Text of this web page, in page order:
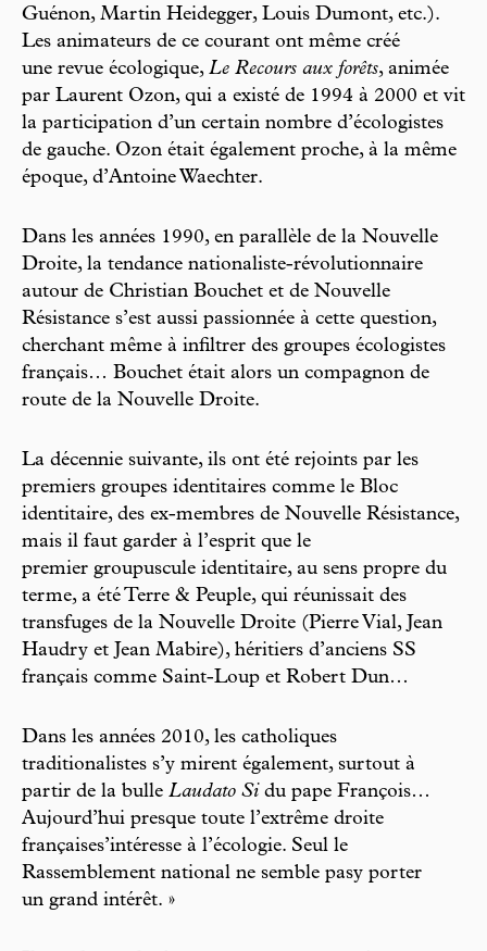
Guénon, Martin Heidegger, Louis Dumont, etc.).
Les animateurs de ce courant ont même créé
une revue écologique, Le Recours aux forêts, animée
par Laurent Ozon, qui a existé de 1994 à 2000 et vit
la participation d’un certain nombre d’écologistes
de gauche. Ozon était également proche, à la même
époque, d’Antoine Waechter.
Dans les années 1990, en parallèle de la Nouvelle
Droite, la tendance nationaliste-révolutionnaire
autour de Christian Bouchet et de Nouvelle
Résistance s’est aussi passionnée à cette question,
cherchant même à infiltrer des groupes écologistes
français… Bouchet était alors un compagnon de
route de la Nouvelle Droite.
La décennie suivante, ils ont été rejoints par les
premiers groupes identitaires comme le Bloc
identitaire, des ex-membres de Nouvelle Résistance,
mais il faut garder à l’esprit que le
premier groupuscule identitaire, au sens propre du
terme, a été Terre & Peuple, qui réunissait des
transfuges de la Nouvelle Droite (Pierre Vial, Jean
Haudry et Jean Mabire), héritiers d’anciens SS
français comme Saint-Loup et Robert Dun…
Dans les années 2010, les catholiques
traditionalistes s’y mirent également, surtout à
partir de la bulle Laudato Si du pape François…
Aujourd’hui presque toute l’extrême droite
françaises’intéresse à l’écologie. Seul le
Rassemblement national ne semble pasy porter
un grand intérêt. »